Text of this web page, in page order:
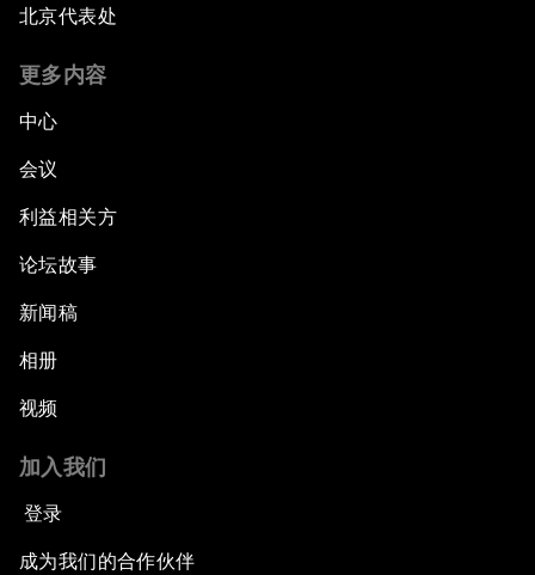
北京代表处
更多内容
中心
会议
利益相关方
论坛故事
新闻稿
相册
视频
加入我们
登录
成为我们的合作伙伴